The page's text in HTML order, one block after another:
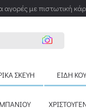
αγορές με πιστωτική
ΣΚΕΎΗ ΕΊΔΗ